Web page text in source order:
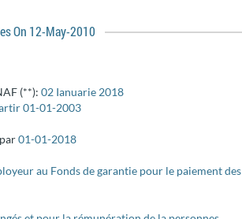
On 12-May-2010
(**): 02 Ianuarie 2018
01-01-2003
01-01-2018
au Fonds de garantie pour le paiement des